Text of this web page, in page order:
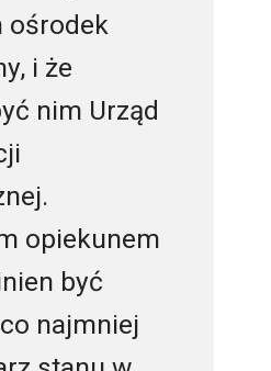
ośrodek
i że
nim Urząd
opiekunem
być
najmniej